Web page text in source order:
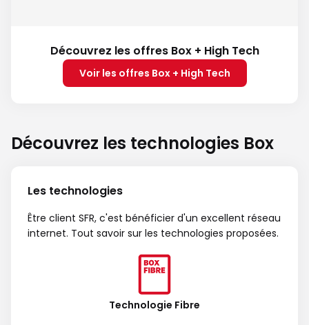
Découvrez les offres Box + High Tech
Voir les offres Box + High Tech
Découvrez les technologies Box
Les technologies
Être client SFR, c'est bénéficier d'un excellent réseau
internet. Tout savoir sur les technologies proposées.
Technologie Fibre